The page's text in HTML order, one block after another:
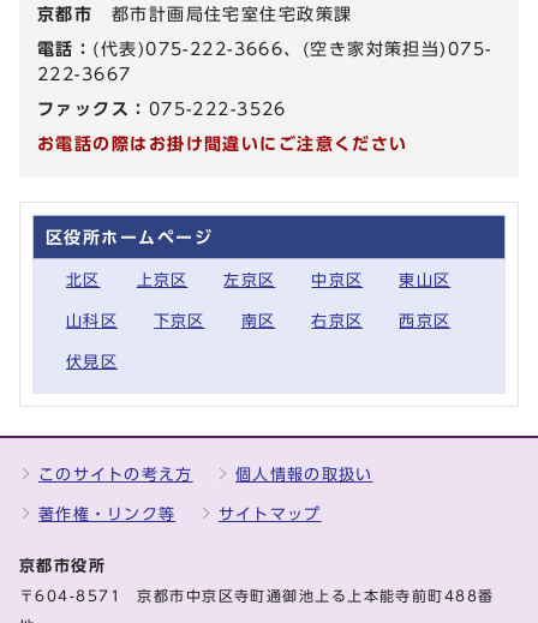
京都市 都市計画局住宅室住宅政策課
電話： (代表)075-222-3666、(空き家対策担当)075-
222-3667
ファックス： 075-222-3526
お電話の際はお掛け間違いにご注意ください
区役所ホームページ
北区 上京区 左京区 中京区 東山区
山科区 下京区 南区 右京区 西京区
伏見区
このサイトの考え方 個人情報の取扱い
著作権・リンク等 サイトマップ
京都市役所
〒604-8571 京都市中京区寺町通御池上る上本能寺前町488番